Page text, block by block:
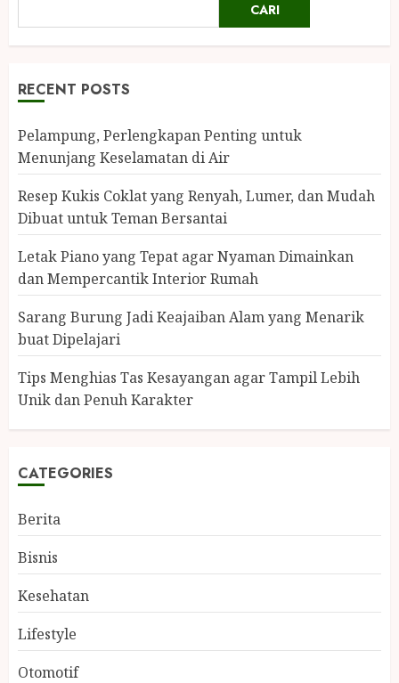
CARI
RECENT POSTS
Pelampung, Perlengkapan Penting untuk
Menunjang Keselamatan di Air
Resep Kukis Coklat yang Renyah, Lumer, dan Mudah
Dibuat untuk Teman Bersantai
Letak Piano yang Tepat agar Nyaman Dimainkan
dan Mempercantik Interior Rumah
Sarang Burung Jadi Keajaiban Alam yang Menarik
buat Dipelajari
Tips Menghias Tas Kesayangan agar Tampil Lebih
Unik dan Penuh Karakter
CATEGORIES
Berita
Bisnis
Kesehatan
Lifestyle
Otomotif